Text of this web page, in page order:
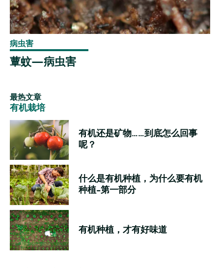
病虫害
蕈蚊—病虫害
最热文章
有机栽培
有机还是矿物……到底怎么回事
呢？
什么是有机种植，为什么要有机
种植-第一部分
有机种植，才有好味道